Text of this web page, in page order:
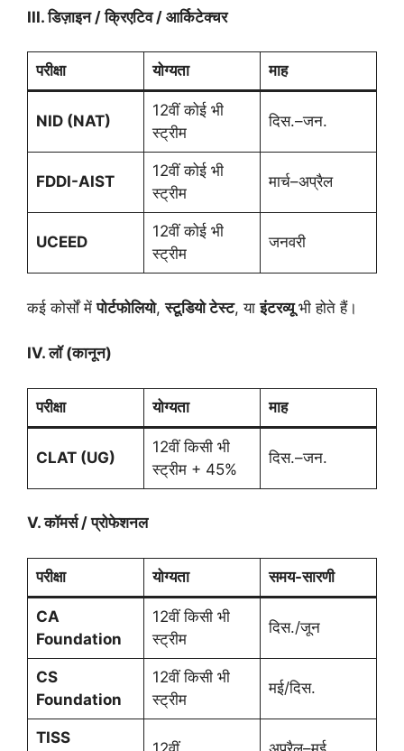
III.डिज़ाइन / क्रिएटिव / आर्किटेक्चर
परीक्षा योग्यता माह
NID (NAT)
12वीं कोई भी
स्ट्रीम
दिस.–जन.
FDDI-AIST
12वीं कोई भी
स्ट्रीम
मार्च–अप्रैल
UCEED
12वीं कोई भी
स्ट्रीम
जनवरी
कई कोर्सों मेंपोर्टफोलियो,स्टूडियो टेस्ट, याइंटरव्यूभी होते हैं।
IV.लॉ (कानून)
परीक्षा योग्यता माह
CLAT (UG)
12वीं किसी भी
स्ट्रीम + 45%
दिस.–जन.
V.कॉमर्स / प्रोफेशनल
परीक्षा योग्यता समय-सारणी
CA
Foundation
12वीं किसी भी
स्ट्रीम
दिस./जून
CS
Foundation
12वीं किसी भी
स्ट्रीम
मई/दिस.
TISS